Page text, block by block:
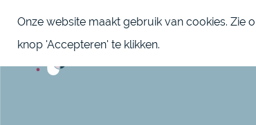
Onze website maakt gebruik van cookies. Zie
knop 'Accepteren' te klikken.